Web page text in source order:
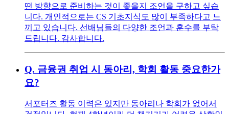
떤 방향으로 준비하는 것이 좋을지 조언을 구하고 싶습
니다. 개인적으로는 CS 기초지식도 많이 부족하다고 느
끼고 있습니다. 선배님들의 다양한 조언과 훈수를 부탁
드립니다. 감사합니다.
Q. 금융권 취업 시 동아리, 학회 활동 중요한가
요?
서포터즈 활동 이력은 있지만 동아리나 학회가 없어서